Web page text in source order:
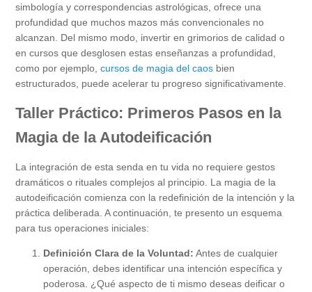
simbología y correspondencias astrológicas, ofrece una
profundidad que muchos mazos más convencionales no
alcanzan. Del mismo modo, invertir en grimorios de calidad o
en cursos que desglosen estas enseñanzas a profundidad,
como por ejemplo, cursos de magia del caos bien
estructurados, puede acelerar tu progreso significativamente.
Taller Práctico: Primeros Pasos en la
Magia de la Autodeificación
La integración de esta senda en tu vida no requiere gestos
dramáticos o rituales complejos al principio. La magia de la
autodeificación comienza con la redefinición de la intención y la
práctica deliberada. A continuación, te presento un esquema
para tus operaciones iniciales:
Definición Clara de la Voluntad: Antes de cualquier
operación, debes identificar una intención específica y
poderosa. ¿Qué aspecto de ti mismo deseas deificar o